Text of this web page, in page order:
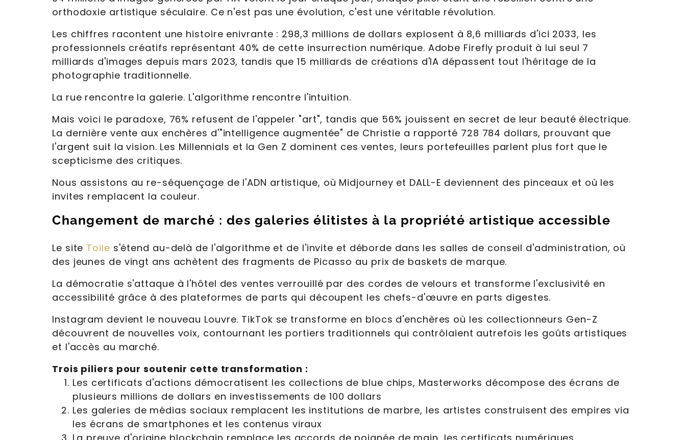
orthodoxie artistique séculaire. Ce n'est pas une évolution, c'est une véritable révolution.
Les chiffres racontent une histoire enivrante : 298,3 millions de dollars explosent à 8,6 milliards d'ici 2033, les
professionnels créatifs représentant 40% de cette insurrection numérique. Adobe Firefly produit à lui seul 7
milliards d'images depuis mars 2023, tandis que 15 milliards de créations d'IA dépassent tout l'héritage de la
photographie traditionnelle.
La rue rencontre la galerie. L'algorithme rencontre l'intuition.
Mais voici le paradoxe, 76% refusent de l'appeler "art", tandis que 56% jouissent en secret de leur beauté électrique.
La dernière vente aux enchères d'"intelligence augmentée" de Christie a rapporté 728 784 dollars, prouvant que
l'argent suit la vision. Les Millennials et la Gen Z dominent ces ventes, leurs portefeuilles parlent plus fort que le
scepticisme des critiques.
Nous assistons au re-séquençage de l'ADN artistique, où Midjourney et DALL-E deviennent des pinceaux et où les
invites remplacent la couleur.
Changement de marché : des galeries élitistes à la propriété artistique accessible
Le site Toile s'étend au-delà de l'algorithme et de l'invite et déborde dans les salles de conseil d'administration, où
des jeunes de vingt ans achètent des fragments de Picasso au prix de baskets de marque.
La démocratie s'attaque à l'hôtel des ventes verrouillé par des cordes de velours et transforme l'exclusivité en
accessibilité grâce à des plateformes de parts qui découpent les chefs-d'œuvre en parts digestes.
Instagram devient le nouveau Louvre. TikTok se transforme en blocs d'enchères où les collectionneurs Gen-Z
découvrent de nouvelles voix, contournant les portiers traditionnels qui contrôlaient autrefois les goûts artistiques
et l'accès au marché.
Trois piliers pour soutenir cette transformation :
Les certificats d'actions démocratisent les collections de blue chips, Masterworks décompose des écrans de
plusieurs millions de dollars en investissements de 100 dollars
Les galeries de médias sociaux remplacent les institutions de marbre, les artistes construisent des empires via
les écrans de smartphones et les contenus viraux